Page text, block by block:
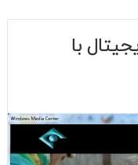
با